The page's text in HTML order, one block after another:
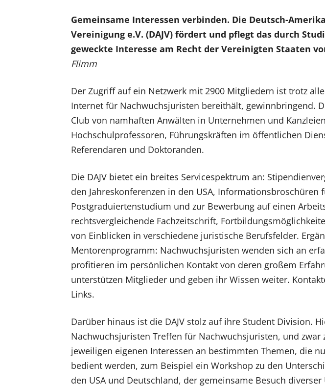
Gemeinsame Interessen verbinden. Die Deutsch-
Vereinigung e.V. (DAJV) fördert und pflegt das durch
geweckte Interesse am Recht der Vereinigten Staaten
Flimm
Der Zugriff auf ein Netzwerk mit 2900 Mitgliedern ist trotz
Internet für Nachwuchsjuristen bereithält, gewinnbringend.
Club von namhaften Anwälten in Unternehmen und
Hochschulprofessoren, Führungskräften im öffentlichen
Referendaren und Doktoranden.
Die DAJV bietet ein breites Servicespektrum an:
den Jahreskonferenzen in den USA, Informationsbroschüren
Postgraduiertenstudium und zur Bewerbung auf einen
rechtsvergleichende Fachzeitschrift,
von Einblicken in verschiedene juristische Berufsfelder.
Mentorenprogramm: Nachwuchsjuristen wenden sich an
profitieren im persönlichen Kontakt von deren großem
unterstützen Mitglieder und geben ihr Wissen weiter.
Links.
Darüber hinaus ist die DAJV stolz auf ihre Student Division.
Nachwuchsjuristen Treffen für Nachwuchsjuristen, und zwar
jeweiligen eigenen Interessen an bestimmten Themen, die
bedient werden, zum Beispiel ein Workshop zu den
den USA und Deutschland, der gemeinsame Besuch